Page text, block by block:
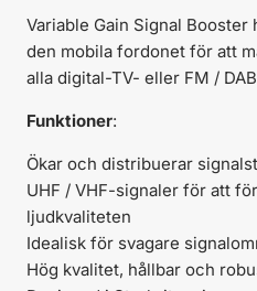
Variable Gain Signal
den mobila fordonet för att
alla digital-TV- eller FM /
Funktioner:
Ökar och distribuerar
UHF / VHF-signaler för att
ljudkvaliteten
Idealisk för svagare
Hög kvalitet, hållbar och